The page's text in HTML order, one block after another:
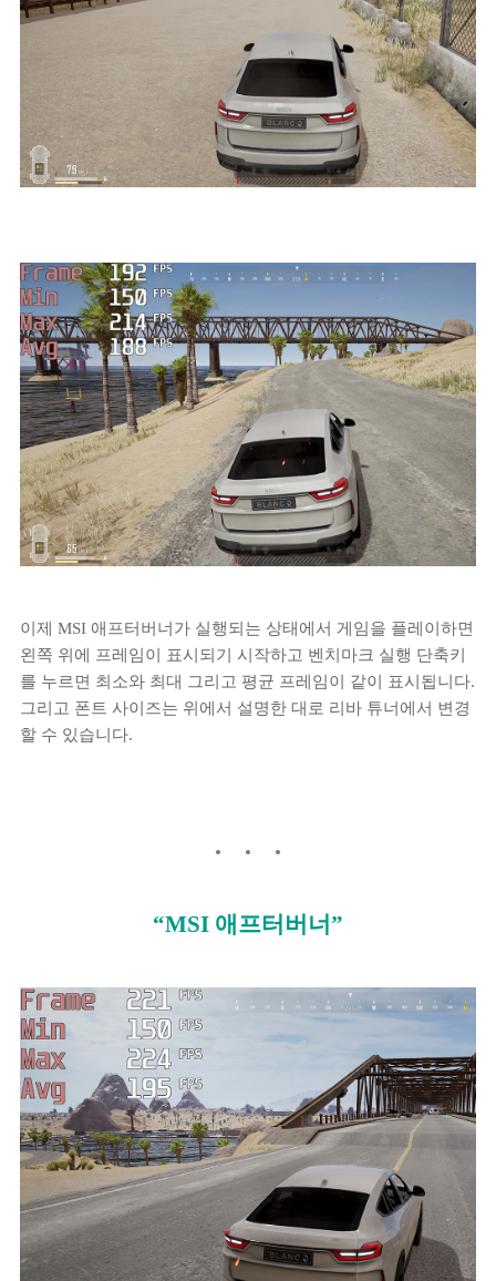
이제 MSI 애프터버너가 실행되는 상태에서 게임을 플레이하면
왼쪽 위에 프레임이 표시되기 시작하고 벤치마크 실행 단축키
를 누르면 최소와 최대 그리고 평균 프레임이 같이 표시됩니다.
그리고 폰트 사이즈는 위에서 설명한 대로 리바 튜너에서 변경
할 수 있습니다.
“MSI 애프터버너”